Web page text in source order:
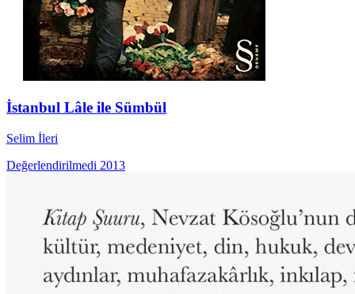
İstanbul Lâle ile Sümbül
Selim İleri
Değerlendirilmedi 2013